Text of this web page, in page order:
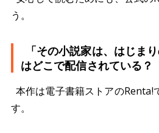
う。
「その小説家は、はじま
はどこで配信されている？
本作は電子書籍ストアのRenta!
す。